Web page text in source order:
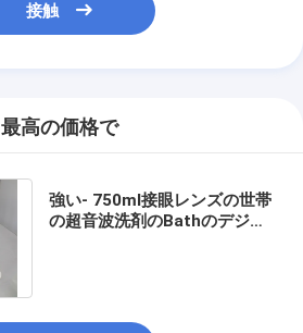
接触
最高の価格で
強い- 750ml接眼レンズの世帯
の超音波洗剤のBathのデジタ